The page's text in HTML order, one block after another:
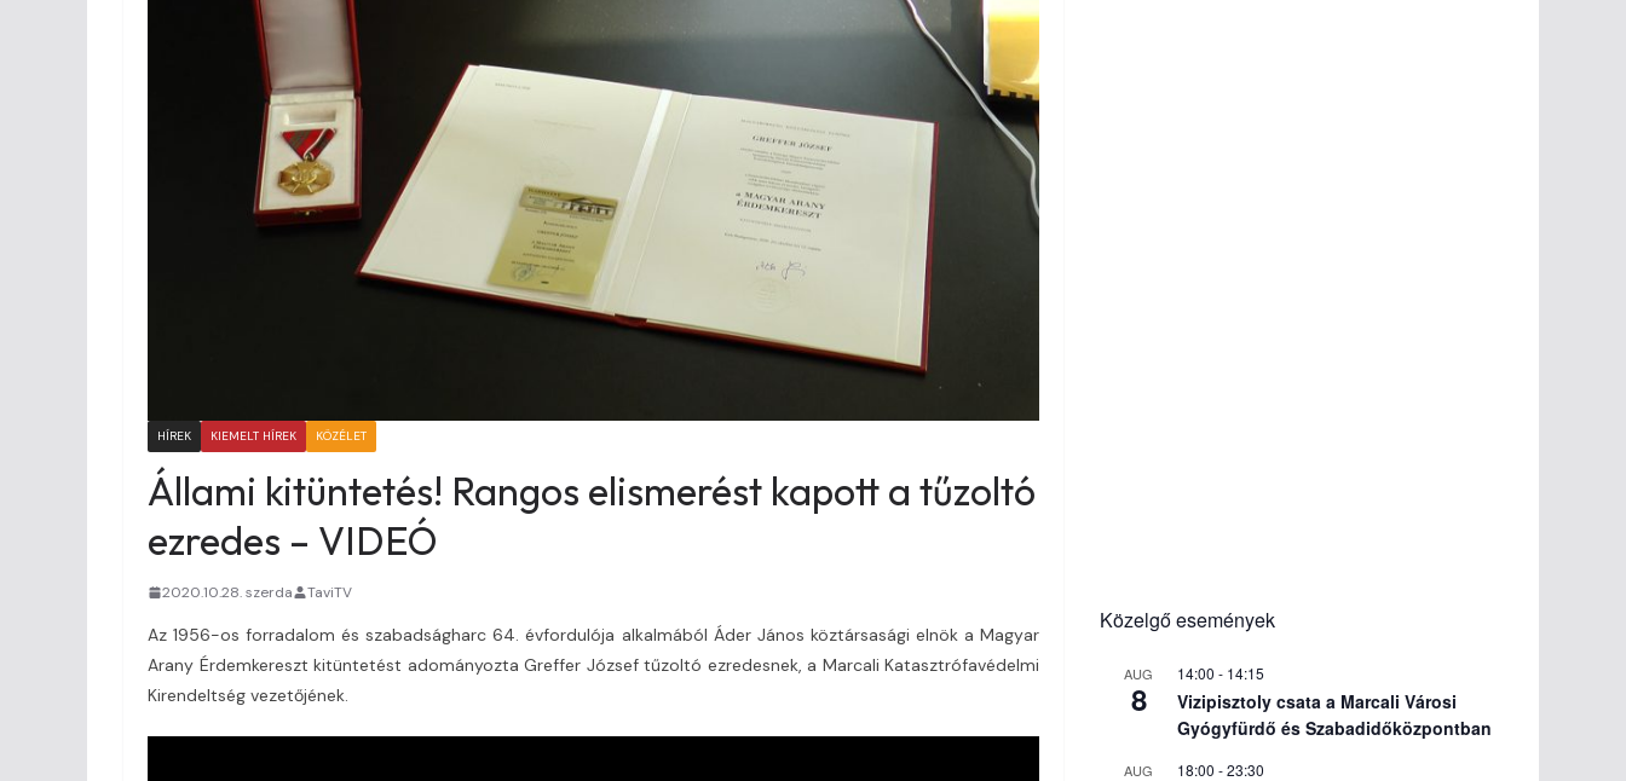
HÍREK KIEMELT HÍREK KÖZÉLET
Állami kitüntetés! Rangos elismerést kapott a tűzoltó
ezredes – VIDEÓ
2020.10.28. szerda TaviTV
Az 1956-os forradalom és szabadságharc 64. évfordulója alkalmából Áder János köztársasági elnök a Magyar
Arany Érdemkereszt kitüntetést adományozta Greffer József tűzoltó ezredesnek, a Marcali Katasztrófavédelmi
Kirendeltség vezetőjének.
Közelgő események
AUG
8
14:00 - 14:15
Vizipisztoly csata a Marcali Városi
Gyógyfürdő és Szabadidőközpontban
AUG 18:00 -23:30